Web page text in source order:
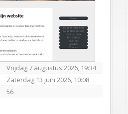
Vrijdag 7 augustus 2026, 19:34
Zaterdag 13 juni 2026, 10:08
56